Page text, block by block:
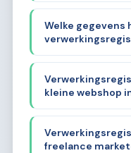
Welke gegevens
kleine webshop
freelance